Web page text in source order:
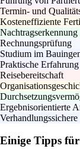
Termin- und
Kosteneffiziente
Nachtragserkennung
Rechnungsprüfung
Studium im
Praktische
Reisebereitschaft
Ergebnisorientierte
Einige Tipps